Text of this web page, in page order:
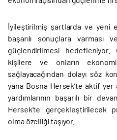
İyileştirilmiş şartlarda ve yeni
başarılı sonuçlara varması
güçlendirilmesi
kişilere ve onların
sağlayacağından dolayı söz
yana Bosna Hersek’te aktif yer
yardımlarının başarılı bir
Hersek’te gerçekleştirilecek
olma özelliği taşıyor.